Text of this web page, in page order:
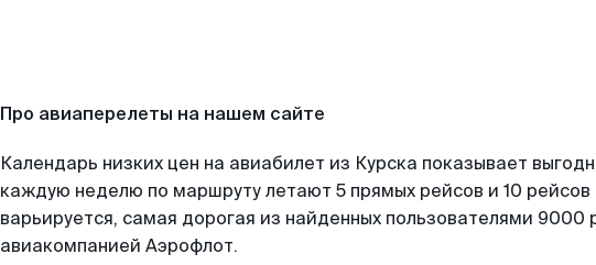
Про авиаперелеты на нашем сайте
Календарь низких цен на авиабилет из Курска показывает
каждую неделю по маршруту летают 5 прямых рейсов и 10
варьируется, самая дорогая из найденных пользователями 9000
авиакомпанией Аэрофлот.